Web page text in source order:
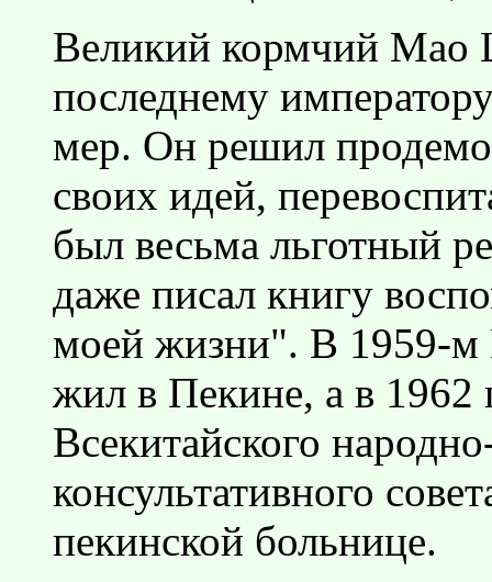
Великий кормчий Мао
последнему
мер. Он решил
своих идей,
был весьма льготный
даже писал книгу
моей жизни". В 1959-м
жил в Пекине, а в 1962
Всекитайского
консультативного
пекинской больнице.